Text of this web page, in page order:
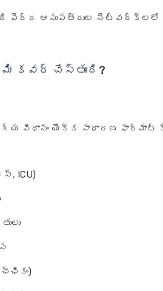
పెద్ద ఆసుపత్రుల నెట్‌వర్క్‌లలో
చేస్తుంది?
విధానం యొక్క సాధారణ ఫార్మాట్
ICU)